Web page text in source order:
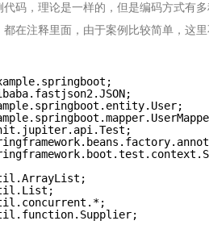
码，理论是一样的，但是编码方式有
在注释里面，由于案例比较简单，这